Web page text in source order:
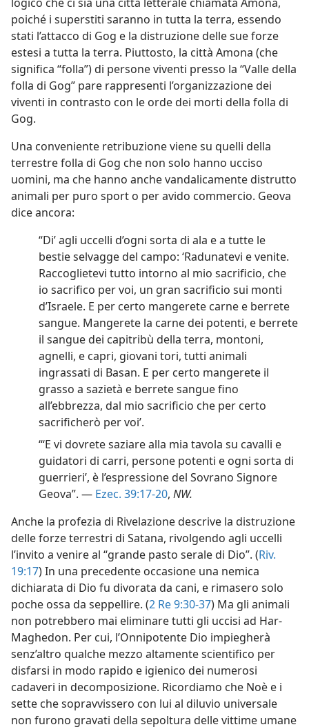
poiché i superstiti saranno in tutta la terra, essendo
stati l’attacco di Gog e la distruzione delle sue forze
estesi a tutta la terra. Piuttosto, la città Amona (che
significa “folla”) di persone viventi presso la “Valle della
folla di Gog” pare rappresenti l’organizzazione dei
viventi in contrasto con le orde dei morti della folla di
Gog.
Una conveniente retribuzione viene su quelli della
terrestre folla di Gog che non solo hanno ucciso
uomini, ma che hanno anche vandalicamente distrutto
animali per puro sport o per avido commercio. Geova
dice ancora:
“Di’ agli uccelli d’ogni sorta di ala e a tutte le
bestie selvagge del campo: ‘Radunatevi e venite.
Raccoglietevi tutto intorno al mio sacrificio, che
io sacrifico per voi, un gran sacrificio sui monti
d’Israele. E per certo mangerete carne e berrete
sangue. Mangerete la carne dei potenti, e berrete
il sangue dei capitribù della terra, montoni,
agnelli, e capri, giovani tori, tutti animali
ingrassati di Basan. E per certo mangerete il
grasso a sazietà e berrete sangue fino
all’ebbrezza, dal mio sacrificio che per certo
sacrificherò per voi’.
“‘E vi dovrete saziare alla mia tavola su cavalli e
guidatori di carri, persone potenti e ogni sorta di
guerrieri’, è l’espressione del Sovrano Signore
Geova”. — Ezec. 39:17-20, NW.
Anche la profezia di Rivelazione descrive la distruzione
delle forze terrestri di Satana, rivolgendo agli uccelli
l’invito a venire al “grande pasto serale di Dio”. (Riv.
19:17) In una precedente occasione una nemica
dichiarata di Dio fu divorata da cani, e rimasero solo
poche ossa da seppellire. (2 Re 9:30-37) Ma gli animali
non potrebbero mai eliminare tutti gli uccisi ad Har-
Maghedon. Per cui, l’Onnipotente Dio impiegherà
senz’altro qualche mezzo altamente scientifico per
disfarsi in modo rapido e igienico dei numerosi
cadaveri in decomposizione. Ricordiamo che Noè e i
sette che sopravvissero con lui al diluvio universale
non furono gravati della sepoltura delle vittime umane